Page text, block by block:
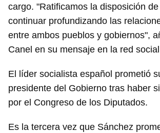
cargo. "Ratificamos la disposición
continuar profundizando las
entre ambos pueblos y gobiernos",
Canel en su mensaje en la red
El líder socialista español prometió
presidente del Gobierno tras haber
por el Congreso de los Diputados.
Es la tercera vez que Sánchez